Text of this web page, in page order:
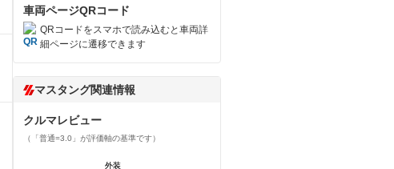
車両ページQRコード
QRコードをスマホで読み込むと車両詳
細ページに遷移できます
マスタング関連情報
クルマレビュー
（「普通=3.0」が評価軸の基準です）
外装
外装